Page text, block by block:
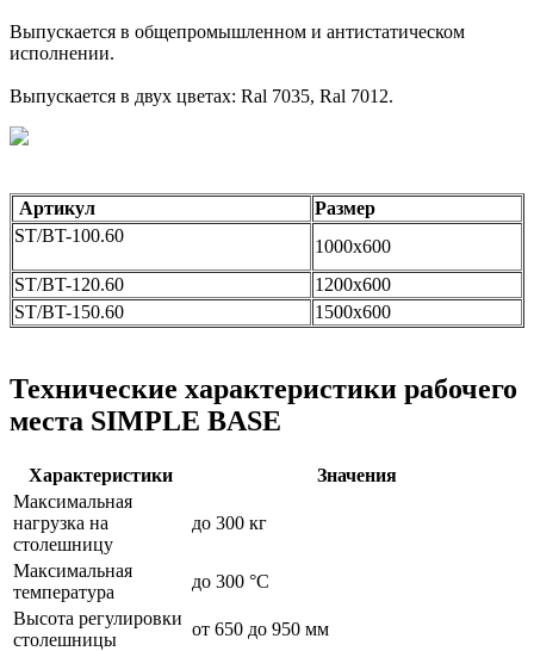
Выпускается в общепромышленном и антистатическом
исполнении.
Выпускается в двух цветах: Ral 7035, Ral 7012.
Артикул
Размер
ST/BT-100.60
1000х600
ST/BT-120.60
1200х600
ST/BT-150.60
1500х600
Технические характеристики рабочего
места SIMPLE BASE
Характеристики
Значения
Максимальная
нагрузка на
столешницу
до 300 кг
Максимальная
температура
до 300 °С
Высота регулировки
столешницы
от 650 до 950 мм